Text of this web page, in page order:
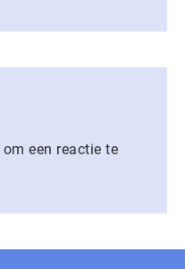
om een reactie te